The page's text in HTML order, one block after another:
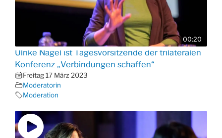
00:20
Ulrike Nagel ist Tagesvorsitzende der trilateralen
Konferenz „Verbindungen schaffen“
Freitag 17 März 2023
Moderatorin
Moderation